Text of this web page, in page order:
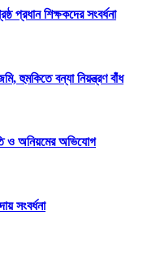
প্রধান শিক্ষকদের সংবর্ধনা
হুমকিতে বন্যা নিয়ন্ত্রণ বাঁধ
ও অনিয়মের অভিযোগ
সংবর্ধনা